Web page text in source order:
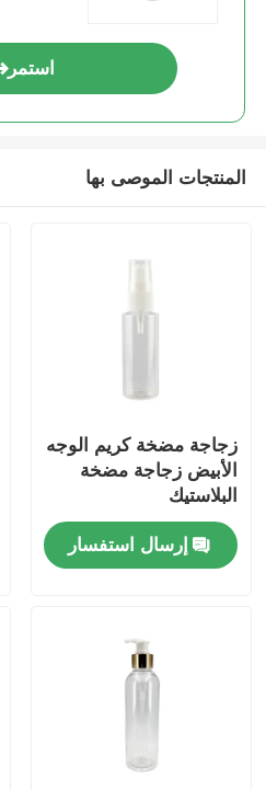
مضخة توزيع الشراب استمر
المنتجات الموصى بها
زجاجة مضخة كريم الوجه
الأبيض زجاجة مضخة
البلاستيك
إرسال استفسار